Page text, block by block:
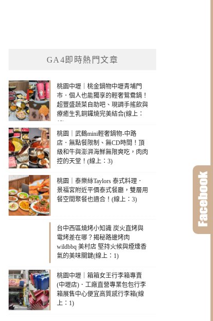
GA4即時熱門文章
桃園中壢｜桃金鍋物中壢青埔門
市．個人也能獨享的輕奢鴛鴦鍋！
超豐盛蔬菜自助吧、現調手搖飲與
療癒生乳銅鑼燒完美結合(線上：
12)
桃園｜武鶴mini輕奢鍋物-中路
店．無點餐限制、無CD時間！頂
級和牛與澎湃海鮮無限爽吃，肉肉
控的天堂！(線上：3)
桃園｜泰樂絲Taylors 泰式料理．
景福宮附近平價泰式餐廳，雙層用
餐空間聚餐也適合！(線上：3)
台中西區燒烤小知識 炭火直烤與
電烤差在哪？揭秘路邊烤肉
wildbbq 美村店 堅持火候與煙燻香
氣的美味關鍵(線上：1)
桃園中壢｜箱箱女王行李箱專賣
(中壢店)．工廠直營專業包包行李
箱展售中心便宜高質感行李箱(線
上：1)